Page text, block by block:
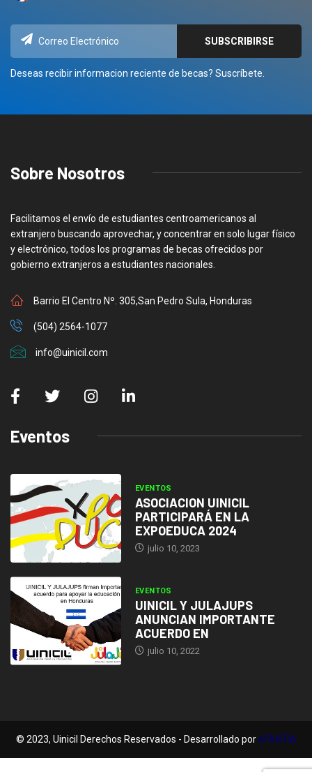
Deseas recibir informacion reciente de becas? Suscríbete.
Sobre Nosotros
Facilitamos el envío de estudiantes centroamericanos al
extranjero buscando aprovechar, y concentrar en solo lugar físico
y electrónico, todos los programas de becas ofrecidos por
gobierno extranjeros a estudiantes nacionales.
Barrio El Centro Nº. 305,San Pedro Sula, Honduras
(504) 2564-1077
info@uinicil.com
Eventos
EVENTOS
ASOCIACION UINICIL
PARTICIPARÁ EN LA
EXPOEDUCA 2024
julio 10, 2023
EVENTOS
UINICIL Y JULAJUPS
ANUNCIAN IMPORTANTE
ACUERDO EN
julio 10, 2022
© 2023, Uinicil Derechos Reservados - Desarrollado por eFANTIA